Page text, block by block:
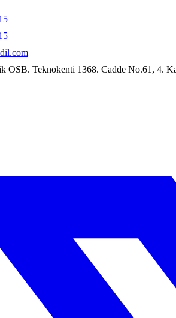
OSB. Teknokenti 1368. Cadde No.61, 4.